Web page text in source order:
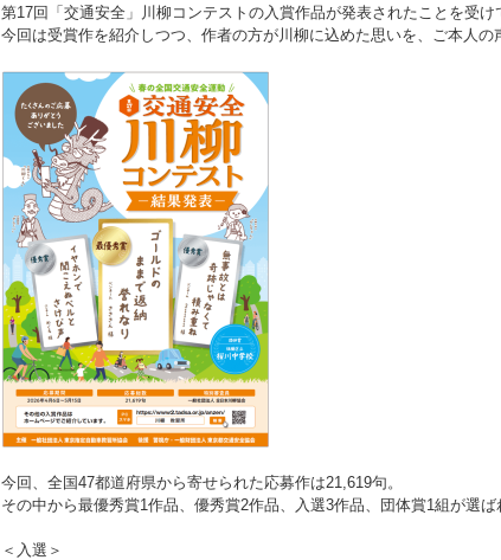
第17回「交通安全」川柳コンテストの入賞作品が発表されたことを受け
今回は受賞作を紹介しつつ、作者の方が川柳に込めた思いを、ご本人の
今回、全国47都道府県から寄せられた応募作は21,619句。
その中から最優秀賞1作品、優秀賞2作品、入選3作品、団体賞1組が選ば
＜入選＞